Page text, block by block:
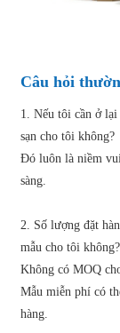
Câu hỏi
1. Nếu tôi cần ở lại
sạn cho tôi không?
Đó luôn là niềm
sàng.
2. Số lượng đặt
mẫu cho tôi không?
Không có MOQ
Mẫu miễn phí có
hàng.